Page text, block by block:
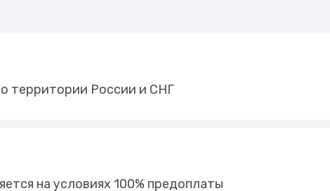
территории России и СНГ
на условиях 100% предоплаты